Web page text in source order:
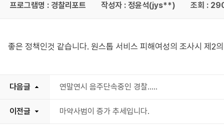
프로그램명 : 경찰리포트 작성자 : 정윤석(jys**) 조회 :
좋은 정책인것 같습니다. 원스톱 서비스 피해여성의 조사시 제2
다음글 연말연시 음주단속중인 경찰.....
이전글 마약사범이 증가 추세입니다.